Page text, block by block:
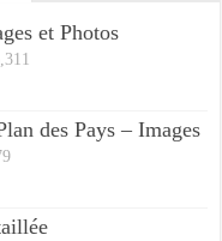
et Photos
des Pays – Images